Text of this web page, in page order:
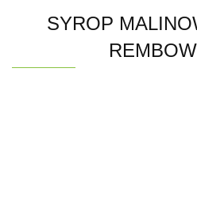
SYROP